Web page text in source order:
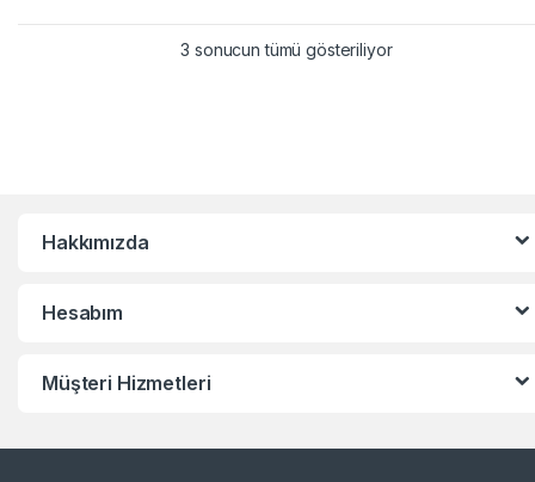
3 sonucun tümü gösteriliyor
Hakkımızda
Hesabım
Müşteri Hizmetleri